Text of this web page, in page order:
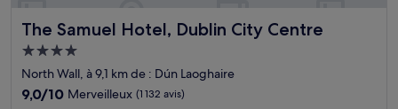
The Samuel Hotel, Dublin City Centre
The Samuel Hotel, Dublin City Centre
Hébergement
4.0 étoiles
North Wall, à 9,1 km de : Dún Laoghaire
9.0
9,0/10 Merveilleux (1 132 avis)